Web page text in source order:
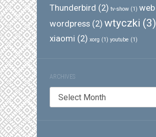
Thunderbird (2) tv-show (1) web
wordpress (2) wtyczki (3)
xiaomi (2) xorg (1) youtube (1)
ARCHIVES